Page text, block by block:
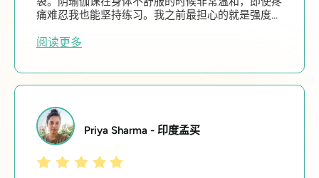
痛难忍我也能坚持练习。我之前最担心的就是强度会
当下的状态。.
阅读更多
Priya Sharma - 印度孟买